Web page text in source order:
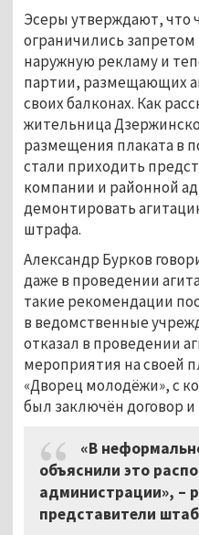
Эсеры утверждают, что
ограничились
наружную рекламу и
партии, размещающих
своих балконах. Как
жительница
размещения плаката в
стали приходить
компании и районной
демонтировать
штрафа.
Александр Бурков
даже в проведении
такие рекомендации
в ведомственные
отказал в проведении
мероприятия на своей
«Дворец молодёжи», с
был заключён договор
«В
объяснили это
администрации», –
представители